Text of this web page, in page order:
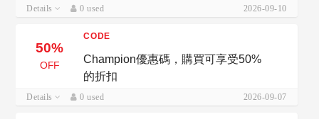
Details 0 used 2026-09-10
50%
OFF
CODE
Champion優惠碼，購買可享受50%
的折扣
Details 0 used 2026-09-07